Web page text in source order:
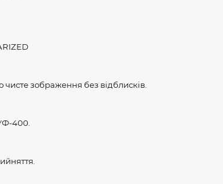
чисте зображення без відблисків.
400.